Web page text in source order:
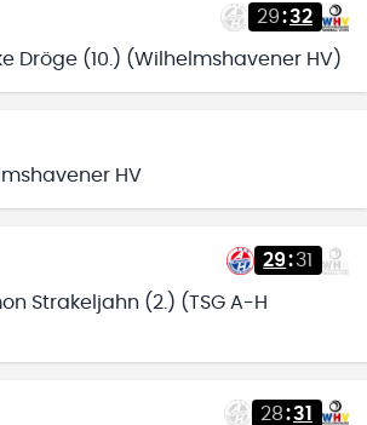
29:32
Dröge (10.) (Wilhelmshavener HV)
HV
29:31
Strakeljahn (2.) (TSG A-H
28:31